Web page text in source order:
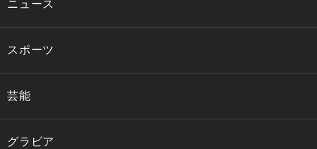
ニュース
スポーツ
芸能
グラビア